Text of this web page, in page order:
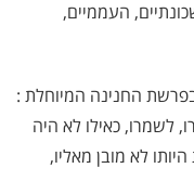
העממיים,
החנינה המיוחלת :
לשמרו, כאילו לא היה
לא מובן מאליו,